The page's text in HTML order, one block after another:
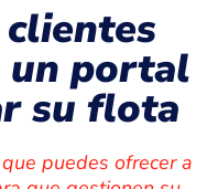
un portal
su flota
puedes ofrecer a